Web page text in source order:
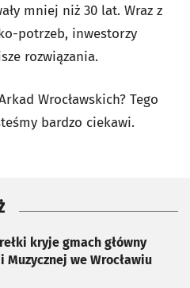
mniej niż 30 lat. Wraz z
potrzeb, inwestorzy
rozwiązania.
Wrocławskich? Tego
bardzo ciekawi.
kryje gmach główny
Muzycznej we Wrocławiu